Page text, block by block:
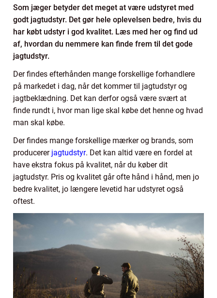
Som jæger betyder det meget at være udstyret med
godt jagtudstyr. Det gør hele oplevelsen bedre, hvis du
har købt udstyr i god kvalitet. Læs med her og find ud
af, hvordan du nemmere kan finde frem til det gode
jagtudstyr.
Der findes efterhånden mange forskellige forhandlere
på markedet i dag, når det kommer til jagtudstyr og
jagtbeklædning. Det kan derfor også være svært at
finde rundt i, hvor man lige skal købe det henne og hvad
man skal købe.
Der findes mange forskellige mærker og brands, som
producerer jagtudstyr. Det kan altid være en fordel at
have ekstra fokus på kvalitet, når du køber dit
jagtudstyr. Pris og kvalitet går ofte hånd i hånd, men jo
bedre kvalitet, jo længere levetid har udstyret også
oftest.